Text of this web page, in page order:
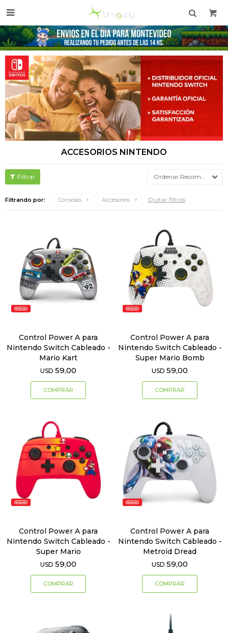

ACCESORIOS NINTENDO
Recomendados
Filtrando por: Consolas Accesorios Quitar filtros
Control Power A para
Nintendo Switch Cableado -
Mario Kart
USD 59,00
Control Power A para
Nintendo Switch Cableado -
Super Mario Bomb
USD 59,00
Control Power A para
Nintendo Switch Cableado -
Super Mario
USD 59,00
Control Power A para
Nintendo Switch Cableado -
Metroid Dread
USD 59,00